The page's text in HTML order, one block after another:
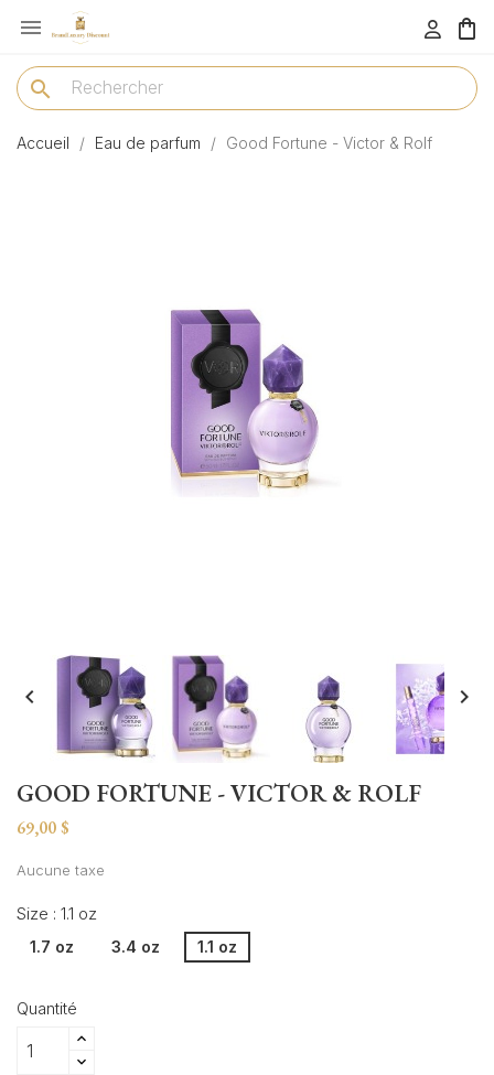
menu 
search
Accueil Eau de parfum Good Fortune - Victor & Rolf
 
GOOD FORTUNE - VICTOR & ROLF
69,00 $
Aucune taxe
Size : 1.1 oz
1.7 oz 3.4 oz 1.1 oz
Quantité